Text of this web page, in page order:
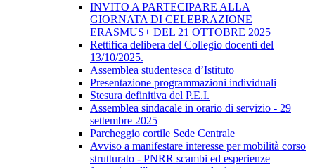
INVITO A PARTECIPARE ALLA
GIORNATA DI CELEBRAZIONE
ERASMUS+ DEL 21 OTTOBRE 2025
Rettifica delibera del Collegio docenti del
13/10/2025.
Assemblea studentesca d’Istituto
Presentazione programmazioni individuali
Stesura definitiva del P.E.I.
Assemblea sindacale in orario di servizio - 29
settembre 2025
Parcheggio cortile Sede Centrale
Avviso a manifestare interesse per mobilità corso
strutturato - PNRR scambi ed esperienze